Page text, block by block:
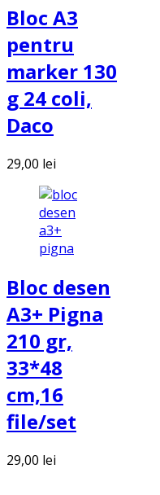
Bloc A3
pentru
marker 130
g 24 coli,
Daco
29,00 lei
Bloc desen
A3+ Pigna
210 gr,
33*48
cm,16
file/set
29,00 lei